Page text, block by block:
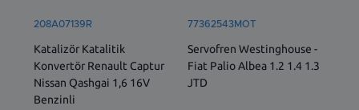
208A07139R
Katalizör Katalitik
Konvertör Renault Captur
Nissan Qashgai 1,6 16V
Benzinli
77362543MOT
Servofren Westinghouse -
Fiat Palio Albea 1.2 1.4 1.3
JTD